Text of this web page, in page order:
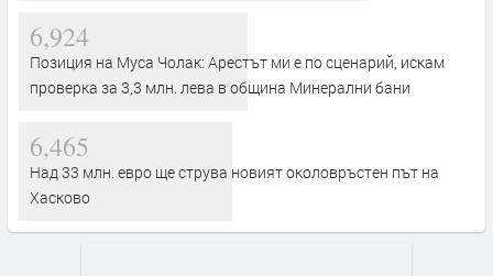
6,924
Позиция на Муса Чолак: Арестът ми е по сценарий, искам
проверка за 3,3 млн. лева в община Минерални бани
6,465
Над 33 млн. евро ще струва новият околовръстен път на
Хасково